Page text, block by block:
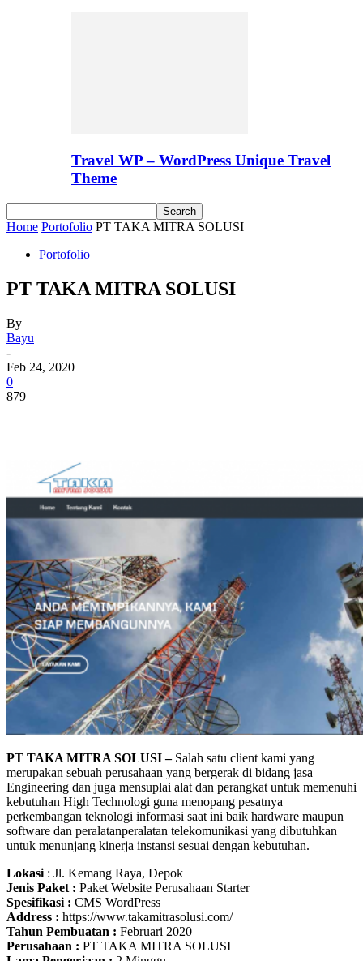
Travel WP – WordPress Unique Travel
Theme
Home Portofolio PT TAKA MITRA SOLUSI
Portofolio
PT TAKA MITRA SOLUSI
By
Bayu
-
Feb 24, 2020
0
879
PT TAKA MITRA SOLUSI – Salah satu client kami yang
merupakan sebuah perusahaan yang bergerak di bidang jasa
Engineering dan juga mensuplai alat dan perangkat untuk memenuhi
kebutuhan High Technologi guna menopang pesatnya
perkembangan teknologi informasi saat ini baik hardware maupun
software dan peralatanperalatan telekomunikasi yang dibutuhkan
untuk menunjang kinerja instansi sesuai dengan kebutuhan.
Lokasi : Jl. Kemang Raya, Depok
Jenis Paket : Paket Website Perusahaan Starter
Spesifikasi : CMS WordPress
Address : https://www.takamitrasolusi.com/
Tahun Pembuatan : Februari 2020
Perusahaan : PT TAKA MITRA SOLUSI